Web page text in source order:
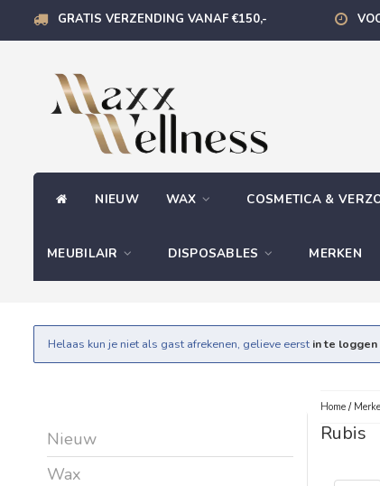
GRATIS VERZENDING VANAF €150,-
NIEUW WAX COSMETICA &
MEUBILAIR DISPOSABLES MERKEN
Helaas kun je niet als gast afrekenen, gelieve eerst in te loggen
Nieuw
Wax
Home/
Rubis